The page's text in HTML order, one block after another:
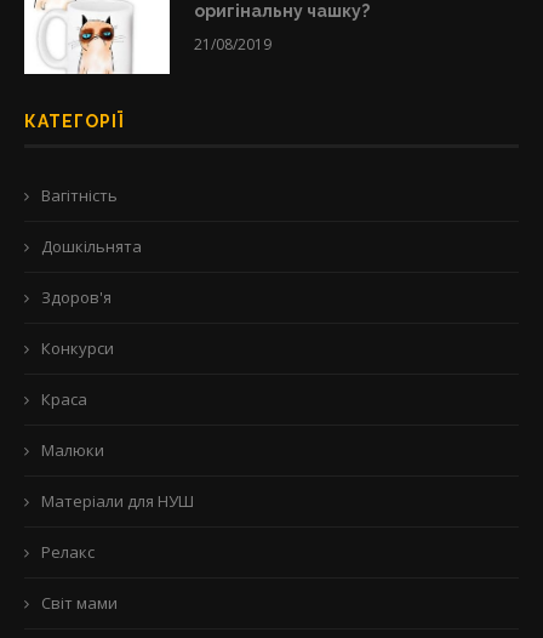
оригінальну чашку?
21/08/2019
КАТЕГОРІЇ
Вагітність
Дошкільнята
Здоров'я
Конкурси
Краса
Малюки
Матеріали для НУШ
Релакс
Світ мами